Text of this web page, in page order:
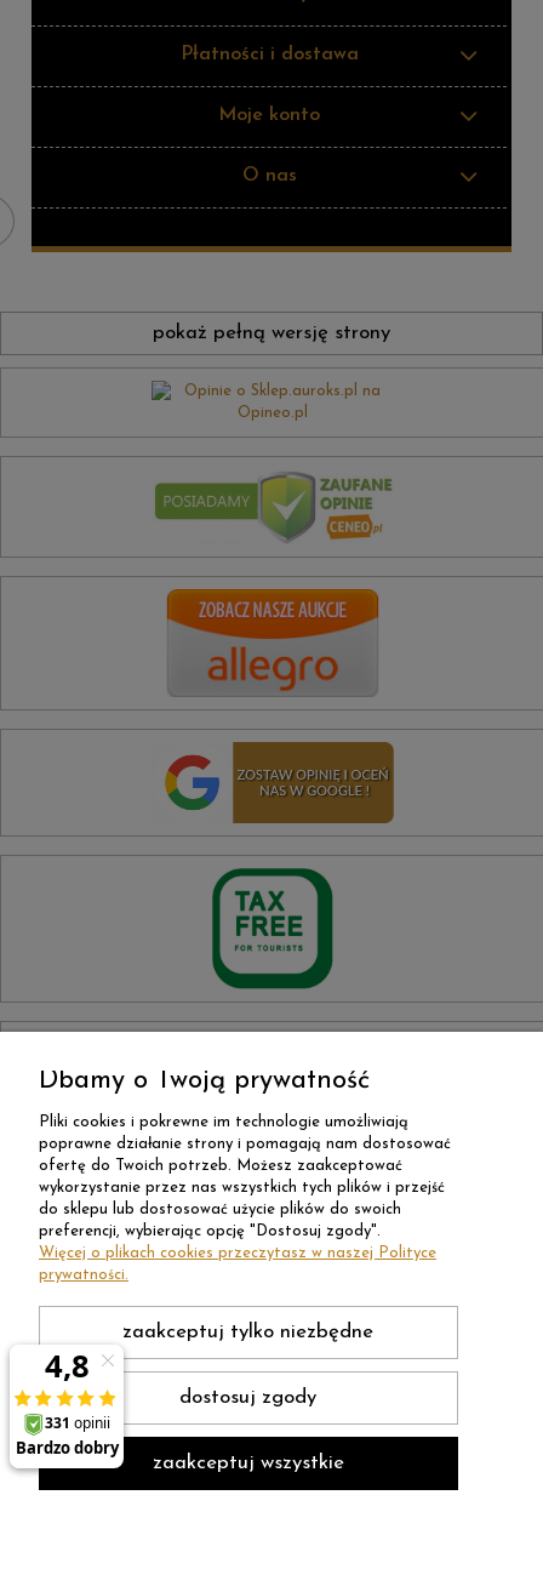
Płatności i dostawa
Moje konto
O nas
pokaż pełną wersję strony
Sklep internetowy Shoper Premium
Dbamy o Twoją prywatność
Pliki cookies i pokrewne im technologie umożliwiają
poprawne działanie strony i pomagają nam dostosować
ofertę do Twoich potrzeb. Możesz zaakceptować
wykorzystanie przez nas wszystkich tych plików i przejść
do sklepu lub dostosować użycie plików do swoich
preferencji, wybierając opcję "Dostosuj zgody".
Więcej o plikach cookies przeczytasz w naszej Polityce
prywatności.
zaakceptuj tylko niezbędne
dostosuj zgody
zaakceptuj wszystkie